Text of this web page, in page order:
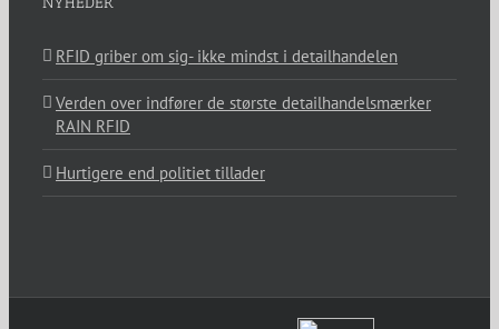
RFID griber om sig- ikke mindst i detailhandelen
Verden over indfører de største detailhandelsmærker
RAIN RFID
Hurtigere end politiet tillader